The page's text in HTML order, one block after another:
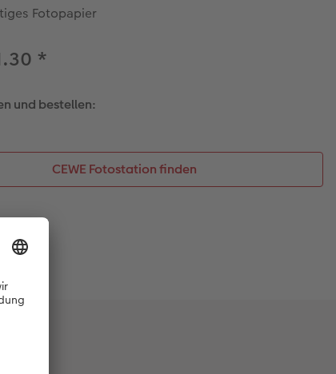
Fotopapier
*
und bestellen:
CEWE Fotostation finden